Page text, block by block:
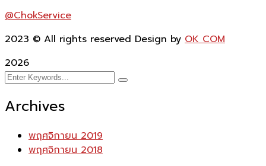
@ChokService
2023 © All rights reserved Design by OK COM
2026
Archives
พฤศจิกายน 2019
พฤศจิกายน 2018